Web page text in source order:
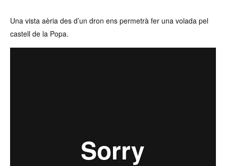
Una vista aèria des d’un dron ens permetrà fer una volada pel
castell de la Popa.